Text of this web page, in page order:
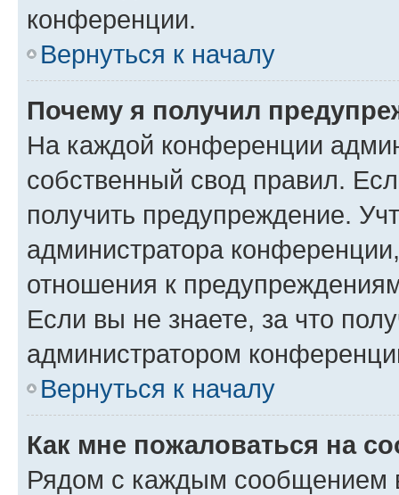
конференции.
Вернуться к началу
Почему я получил
На каждой конференции
собственный свод правил.
получить предупреждение.
администратора
отношения к
Если вы не знаете, за что
администратором
Вернуться к началу
Как мне пожаловаться на
Рядом с каждым сообщением